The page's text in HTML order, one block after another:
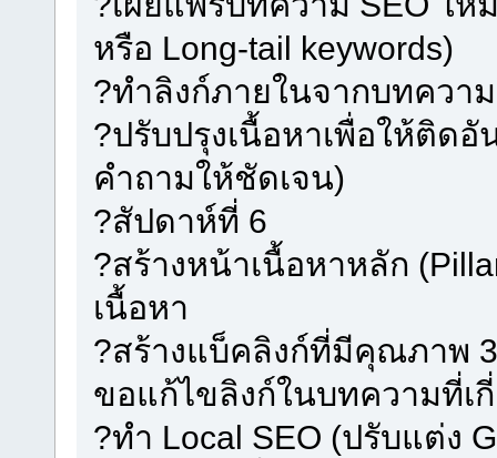
หรือ Long-tail keywords)
?ทำลิงก์ภายในจากบทควา
?ปรับปรุงเนื้อหาเพื่อให้ติดอั
คำถามให้ชัดเจน)
?สัปดาห์ที่ 6
?สร้างหน้าเนื้อหาหลัก
เนื้อหา
?สร้างแบ็คลิงก์ที่มีคุณภาพ
ขอแก้ไขลิงก์ในบทความที่เ
?ทำ Local SEO (ปรับแต่ง